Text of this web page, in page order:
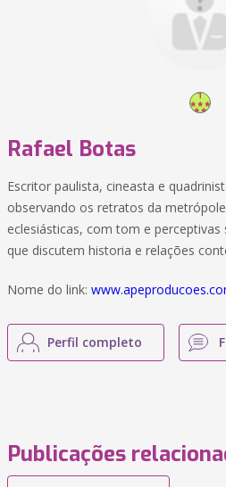
Rafael Botas
Escritor paulista, cineasta e
observando os retratos da
eclesiásticas, com tom e
que discutem historia e relações
Nome do link:
Perfil completo
Publicações